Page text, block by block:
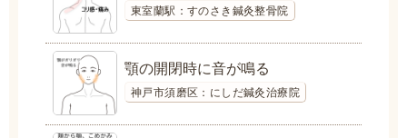
東室蘭駅：すのさき鍼灸整骨院
顎の開閉時に音が鳴る
神戸市須磨区：にしだ鍼灸治療院